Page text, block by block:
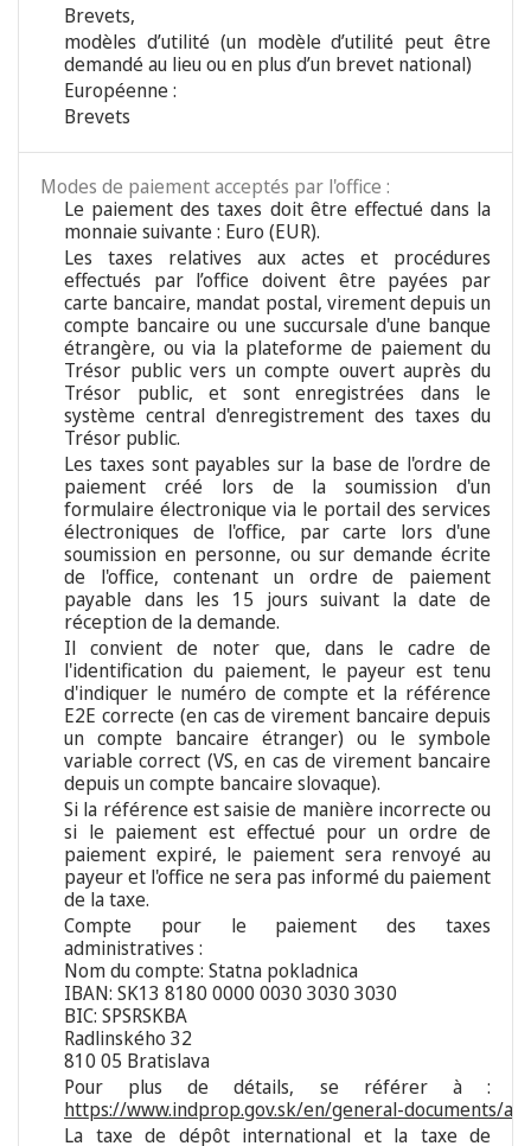
Brevets,
modèles d’utilité (un modèle d’utilité peut être
demandé au lieu ou en plus d’un brevet national)
Européenne :
Brevets
Modes de paiement acceptés par l'office :
Le paiement des taxes doit être effectué dans la
monnaie suivante : Euro (EUR).
Les taxes relatives aux actes et procédures
effectués par l’office doivent être payées par
carte bancaire, mandat postal, virement depuis un
compte bancaire ou une succursale d'une banque
étrangère, ou via la plateforme de paiement du
Trésor public vers un compte ouvert auprès du
Trésor public, et sont enregistrées dans le
système central d'enregistrement des taxes du
Trésor public.
Les taxes sont payables sur la base de l'ordre de
paiement créé lors de la soumission d'un
formulaire électronique via le portail des services
électroniques de l'office, par carte lors d'une
soumission en personne, ou sur demande écrite
de l'office, contenant un ordre de paiement
payable dans les 15 jours suivant la date de
réception de la demande.
Il convient de noter que, dans le cadre de
l'identification du paiement, le payeur est tenu
d'indiquer le numéro de compte et la référence
E2E correcte (en cas de virement bancaire depuis
un compte bancaire étranger) ou le symbole
variable correct (VS, en cas de virement bancaire
depuis un compte bancaire slovaque).
Si la référence est saisie de manière incorrecte ou
si le paiement est effectué pour un ordre de
paiement expiré, le paiement sera renvoyé au
payeur et l'office ne sera pas informé du paiement
de la taxe.
Compte pour le paiement des taxes
administratives :
Nom du compte: Statna pokladnica
IBAN: SK13 8180 0000 0030 3030 3030
BIC: SPSRSKBA
Radlinského 32
810 05 Bratislava
Pour plus de détails, se référer à :
https://www.indprop.gov.sk/en/general-documents/
La taxe de dépôt international et la taxe de